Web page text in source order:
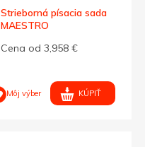
Strieborná písacia sada
MAESTRO
Cena od 3,958 €
Môj výber KÚPIŤ